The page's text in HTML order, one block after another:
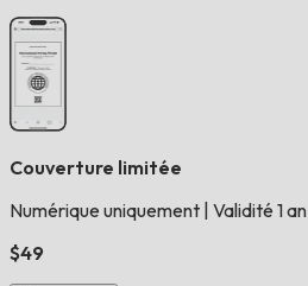
Couverture limitée
Numérique uniquement Validité 1 an
$49